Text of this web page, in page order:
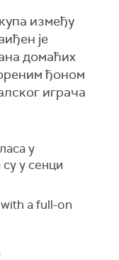
између
је
домаћих
ђоном
играча
у
у сенци
a full-on